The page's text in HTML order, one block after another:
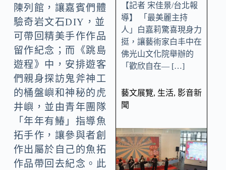
陳列館，讓嘉賓們體
驗奇岩文石DIY，並
可帶回精美手作作品
留作紀念；而《跳島
遊程》中，安排遊客
們親身探訪鬼斧神工
的桶盤嶼和神秘的虎
井嶼，並由青年團隊
「年年有鰆」指導魚
拓手作，讓參與者創
作出屬於自己的魚拓
作品帶回去紀念。此
【記者 宋佳景/台北報
導】 「最美麗主持
人」白嘉莉驚喜現身力
挺，讓藝術家白丰中在
佛光山文化院舉辦的
「歡欣自在— […]
藝文展覽, 生活, 影音新
聞